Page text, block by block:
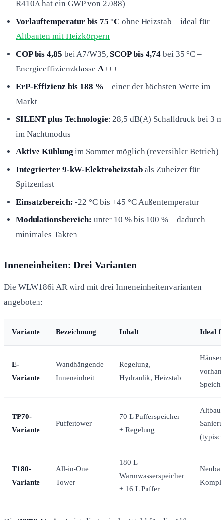
R410A hat ein GWP von 2.088)
Vorlauftemperatur bis 75 °C ohne Heizstab – ideal für
Altbauten mit Heizkörpern
COP bis 4,85 bei A7/W35, SCOP bis 4,74 bei 35 °C –
Energieeffizienzklasse A+++
ErP-Effizienz bis 188 % – einer der höchsten Werte im
Markt
SILENT plus Technologie: 28,5 dB(A) Schalldruck bei 3
im Nachtmodus
Aktive Kühlung im Sommer möglich (reversibler Betrieb)
Integrierter 9-kW-Elektroheizstab als Zuheizer für
Spitzenlast
Einsatzbereich: -22 °C bis +45 °C Außentemperatur
Modulationsbereich: unter 10 % bis 100 % – dadurch
minimales Takten
Inneneinheiten: Drei Varianten
Die WLW186i AR wird mit drei Inneneinheitenvarianten
angeboten:
Variante Bezeichnung Inhalt Ideal
E-
Variante
Wandhängende
Inneneinheit
Regelung,
Hydraulik, Heizstab
TP70-
Variante
Puffertower
70 L Pufferspeicher
+ Regelung
T180-
Variante
All-in-One
Tower
180 L
Warmwasserspeicher
+ 16 L Puffer